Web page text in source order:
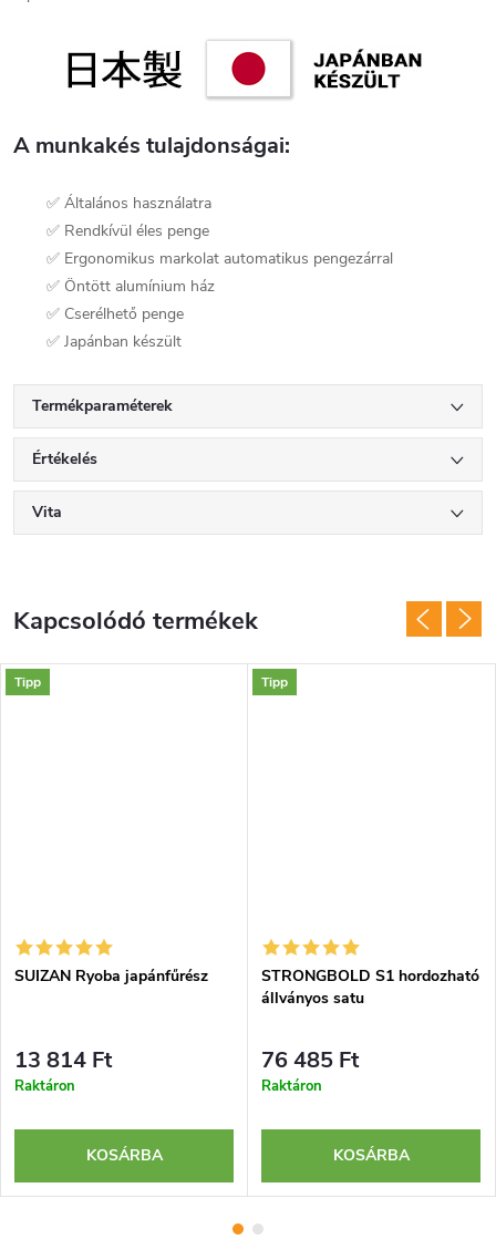
A munkakés tulajdonságai:
✅ Általános használatra
✅ Rendkívül éles penge
✅ Ergonomikus markolat automatikus pengezárral
✅ Öntött alumínium ház
✅ Cserélhető penge
✅ Japánban készült
Termékparaméterek
Értékelés
Vita
Kapcsolódó termékek
Tipp
SUIZAN Ryoba japánfűrész
13 814 Ft
Raktáron
KOSÁRBA
Tipp
STRONGBOLD S1 hordozható
állványos satu
76 485 Ft
Raktáron
KOSÁRBA